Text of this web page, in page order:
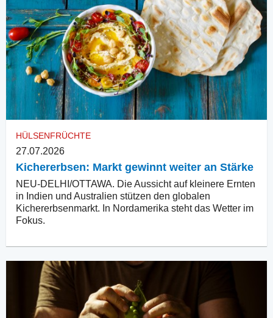
HÜLSENFRÜCHTE
27.07.2026
Kichererbsen: Markt gewinnt weiter an Stärke
NEU-DELHI/OTTAWA. Die Aussicht auf kleinere Ernten
in Indien und Australien stützen den globalen
Kichererbsenmarkt. In Nordamerika steht das Wetter im
Fokus.